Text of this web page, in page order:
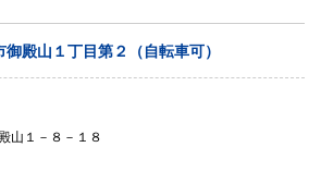
御殿山１丁目第２（自転車可）
山１－８－１８